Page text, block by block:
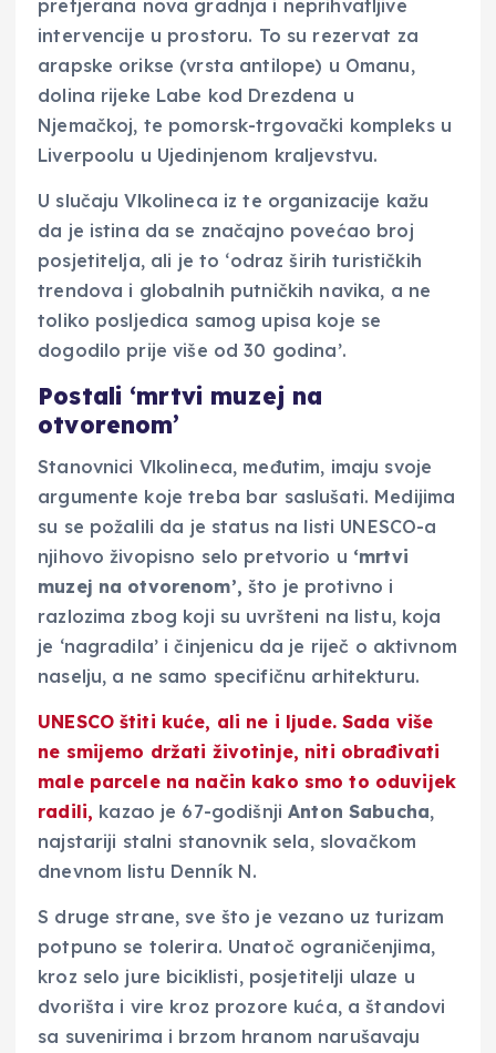
pretjerana nova gradnja i neprihvatljive
intervencije u prostoru. To su rezervat za
arapske orikse (vrsta antilope) u Omanu,
dolina rijeke Labe kod Drezdena u
Njemačkoj, te pomorsk-trgovački kompleks u
Liverpoolu u Ujedinjenom kraljevstvu.
U slučaju Vlkolineca iz te organizacije kažu
da je istina da se značajno povećao broj
posjetitelja, ali je to ‘odraz širih turističkih
trendova i globalnih putničkih navika, a ne
toliko posljedica samog upisa koje se
dogodilo prije više od 30 godina’.
Postali ‘mrtvi muzej na
otvorenom’
Stanovnici Vlkolineca, međutim, imaju svoje
argumente koje treba bar saslušati. Medijima
su se požalili da je status na listi UNESCO-a
njihovo živopisno selo pretvorio u ‘mrtvi
muzej na otvorenom’, što je protivno i
razlozima zbog koji su uvršteni na listu, koja
je ‘nagradila’ i činjenicu da je riječ o aktivnom
naselju, a ne samo specifičnu arhitekturu.
UNESCO štiti kuće, ali ne i ljude.Sada više
ne smijemo držati životinje, niti obrađivati
male parcele na način kako smo to oduvijek
radili, kazao je 67-godišnjiAnton Sabucha,
najstariji stalni stanovnik sela, slovačkom
dnevnom listu Denník N.
S druge strane, sve što je vezano uz turizam
potpuno se tolerira. Unatoč ograničenjima,
kroz selo jure biciklisti, posjetitelji ulaze u
dvorišta i vire kroz prozore kuća, a štandovi
sa suvenirima i brzom hranom narušavaju